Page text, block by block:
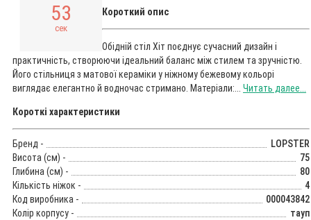
52
сек
Короткий опис
Обідній стіл Хіт поєднує сучасний дизайн і
практичність, створюючи ідеальний баланс між стилем та зручністю.
Його стільниця з матової кераміки у ніжному бежевому кольорі
виглядає елегантно й водночас стримано. Матеріали:... Читать далее...
Короткі характеристики
Бренд -
LOPSTER
Висота (см) -
75
Глибина (см) -
80
Кількість ніжок -
4
Код виробника -
000043842
Колір корпусу -
тауп